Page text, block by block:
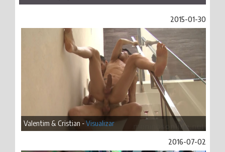
2015-01-30
Valentim & Cristian -Visualizar
2016-07-02